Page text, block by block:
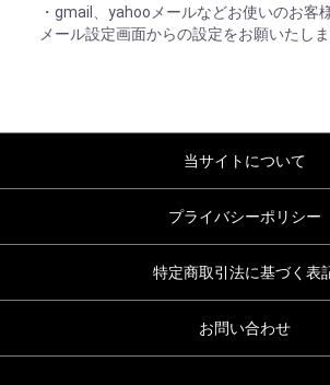
・gmail、yahooメールなどお使いのお客
メール設定画面からの設定をお願いたしま
当サイトについて
プライバシーポリシー
特定商取引法に基づく表
お問い合わせ